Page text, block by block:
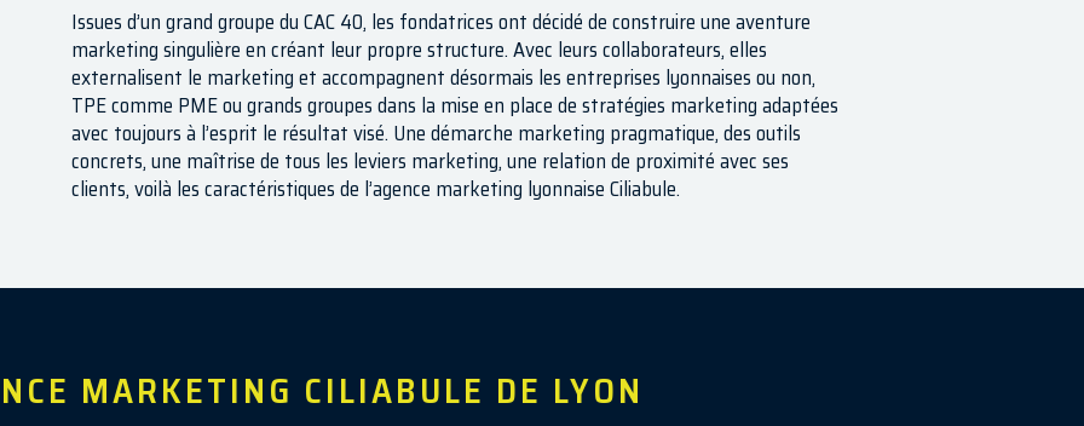
Issues d’un grand groupe du CAC 40, les fondatrices ont décidé de construire une aventure
marketing singulière en créant leur propre structure. Avec leurs collaborateurs, elles
externalisent le marketing et accompagnent désormais les entreprises lyonnaises ou non,
TPE comme PME ou grands groupes dans la mise en place de stratégies marketing adaptées
avec toujours à l’esprit le résultat visé. Une démarche marketing pragmatique, des outils
concrets, une maîtrise de tous les leviers marketing, une relation de proximité avec ses
clients, voilà les caractéristiques de l’agence marketing lyonnaise Ciliabule.
MARKETING CILIABULE DE LYON